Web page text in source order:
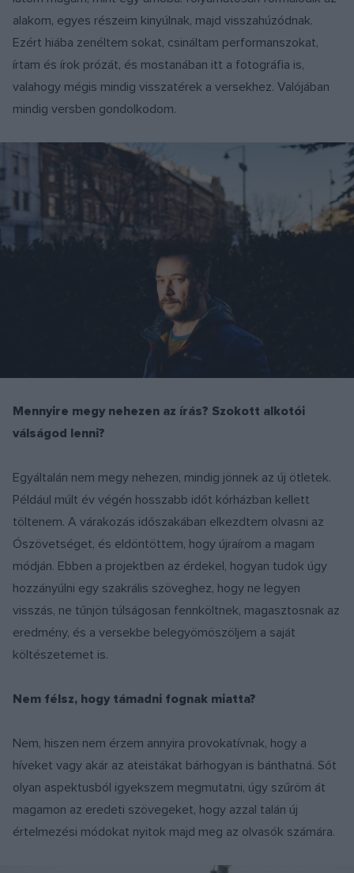
alakom, egyes részeim kinyúlnak, majd visszahúzódnak.
Ezért hiába zenéltem sokat, csináltam performanszokat,
írtam és írok prózát, és mostanában itt a fotográfia is,
valahogy mégis mindig visszatérek a versekhez. Valójában
mindig versben gondolkodom.
Mennyire megy nehezen az írás? Szokott alkotói
válságod lenni?
Egyáltalán nem megy nehezen, mindig jönnek az új ötletek.
Például múlt év végén hosszabb időt kórházban kellett
töltenem. A várakozás időszakában elkezdtem olvasni az
Ószövetséget, és eldöntöttem, hogy újraírom a magam
módján. Ebben a projektben az érdekel, hogyan tudok úgy
hozzányúlni egy szakrális szöveghez, hogy ne legyen
visszás, ne tűnjön túlságosan fennköltnek, magasztosnak az
eredmény, és a versekbe belegyömöszöljem a saját
költészetemet is.
Nem félsz, hogy támadni fognak miatta?
Nem, hiszen nem érzem annyira provokatívnak, hogy a
híveket vagy akár az ateistákat bárhogyan is bánthatná. Sőt
olyan aspektusból igyekszem megmutatni, úgy szűröm át
magamon az eredeti szövegeket, hogy azzal talán új
értelmezési módokat nyitok majd meg az olvasók számára.